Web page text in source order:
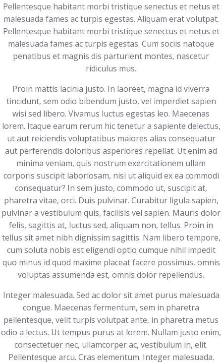
Pellentesque habitant morbi tristique senectus et netus et
malesuada fames ac turpis egestas. Aliquam erat volutpat.
Pellentesque habitant morbi tristique senectus et netus et
malesuada fames ac turpis egestas. Cum sociis natoque
penatibus et magnis dis parturient montes, nascetur
ridiculus mus.
Proin mattis lacinia justo. In laoreet, magna id viverra
tincidunt, sem odio bibendum justo, vel imperdiet sapien
wisi sed libero. Vivamus luctus egestas leo. Maecenas
lorem. Itaque earum rerum hic tenetur a sapiente delectus,
ut aut reiciendis voluptatibus maiores alias consequatur
aut perferendis doloribus asperiores repellat. Ut enim ad
minima veniam, quis nostrum exercitationem ullam
corporis suscipit laboriosam, nisi ut aliquid ex ea commodi
consequatur? In sem justo, commodo ut, suscipit at,
pharetra vitae, orci. Duis pulvinar. Curabitur ligula sapien,
pulvinar a vestibulum quis, facilisis vel sapien. Mauris dolor
felis, sagittis at, luctus sed, aliquam non, tellus. Proin in
tellus sit amet nibh dignissim sagittis. Nam libero tempore,
cum soluta nobis est eligendi optio cumque nihil impedit
quo minus id quod maxime placeat facere possimus, omnis
voluptas assumenda est, omnis dolor repellendus.
Integer malesuada. Sed ac dolor sit amet purus malesuada
congue. Maecenas fermentum, sem in pharetra
pellentesque, velit turpis volutpat ante, in pharetra metus
odio a lectus. Ut tempus purus at lorem. Nullam justo enim,
consectetuer nec, ullamcorper ac, vestibulum in, elit.
Pellentesque arcu. Cras elementum. Integer malesuada.